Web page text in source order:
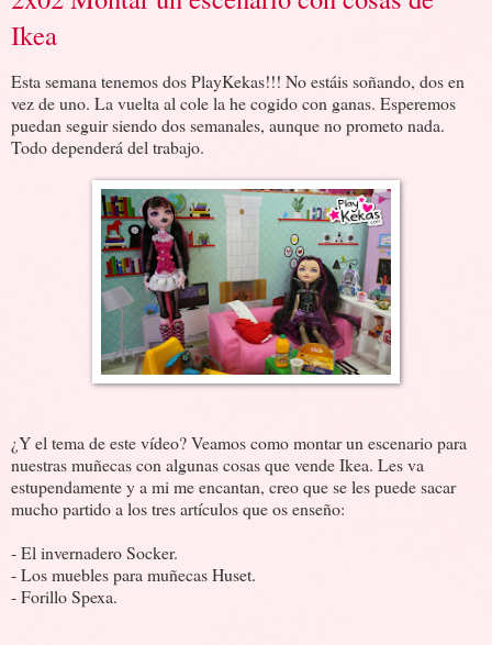
Ikea
Esta semana tenemos dos PlayKekas!!! No estáis soñando, dos en
vez de uno. La vuelta al cole la he cogido con ganas. Esperemos
puedan seguir siendo dos semanales, aunque no prometo nada.
Todo dependerá del trabajo.
¿Y el tema de este vídeo? Veamos como montar un escenario para
nuestras muñecas con algunas cosas que vende Ikea. Les va
estupendamente y a mi me encantan, creo que se les puede sacar
mucho partido a los tres artículos que os enseño:
- El invernadero Socker.
- Los muebles para muñecas Huset.
- Forillo Spexa.